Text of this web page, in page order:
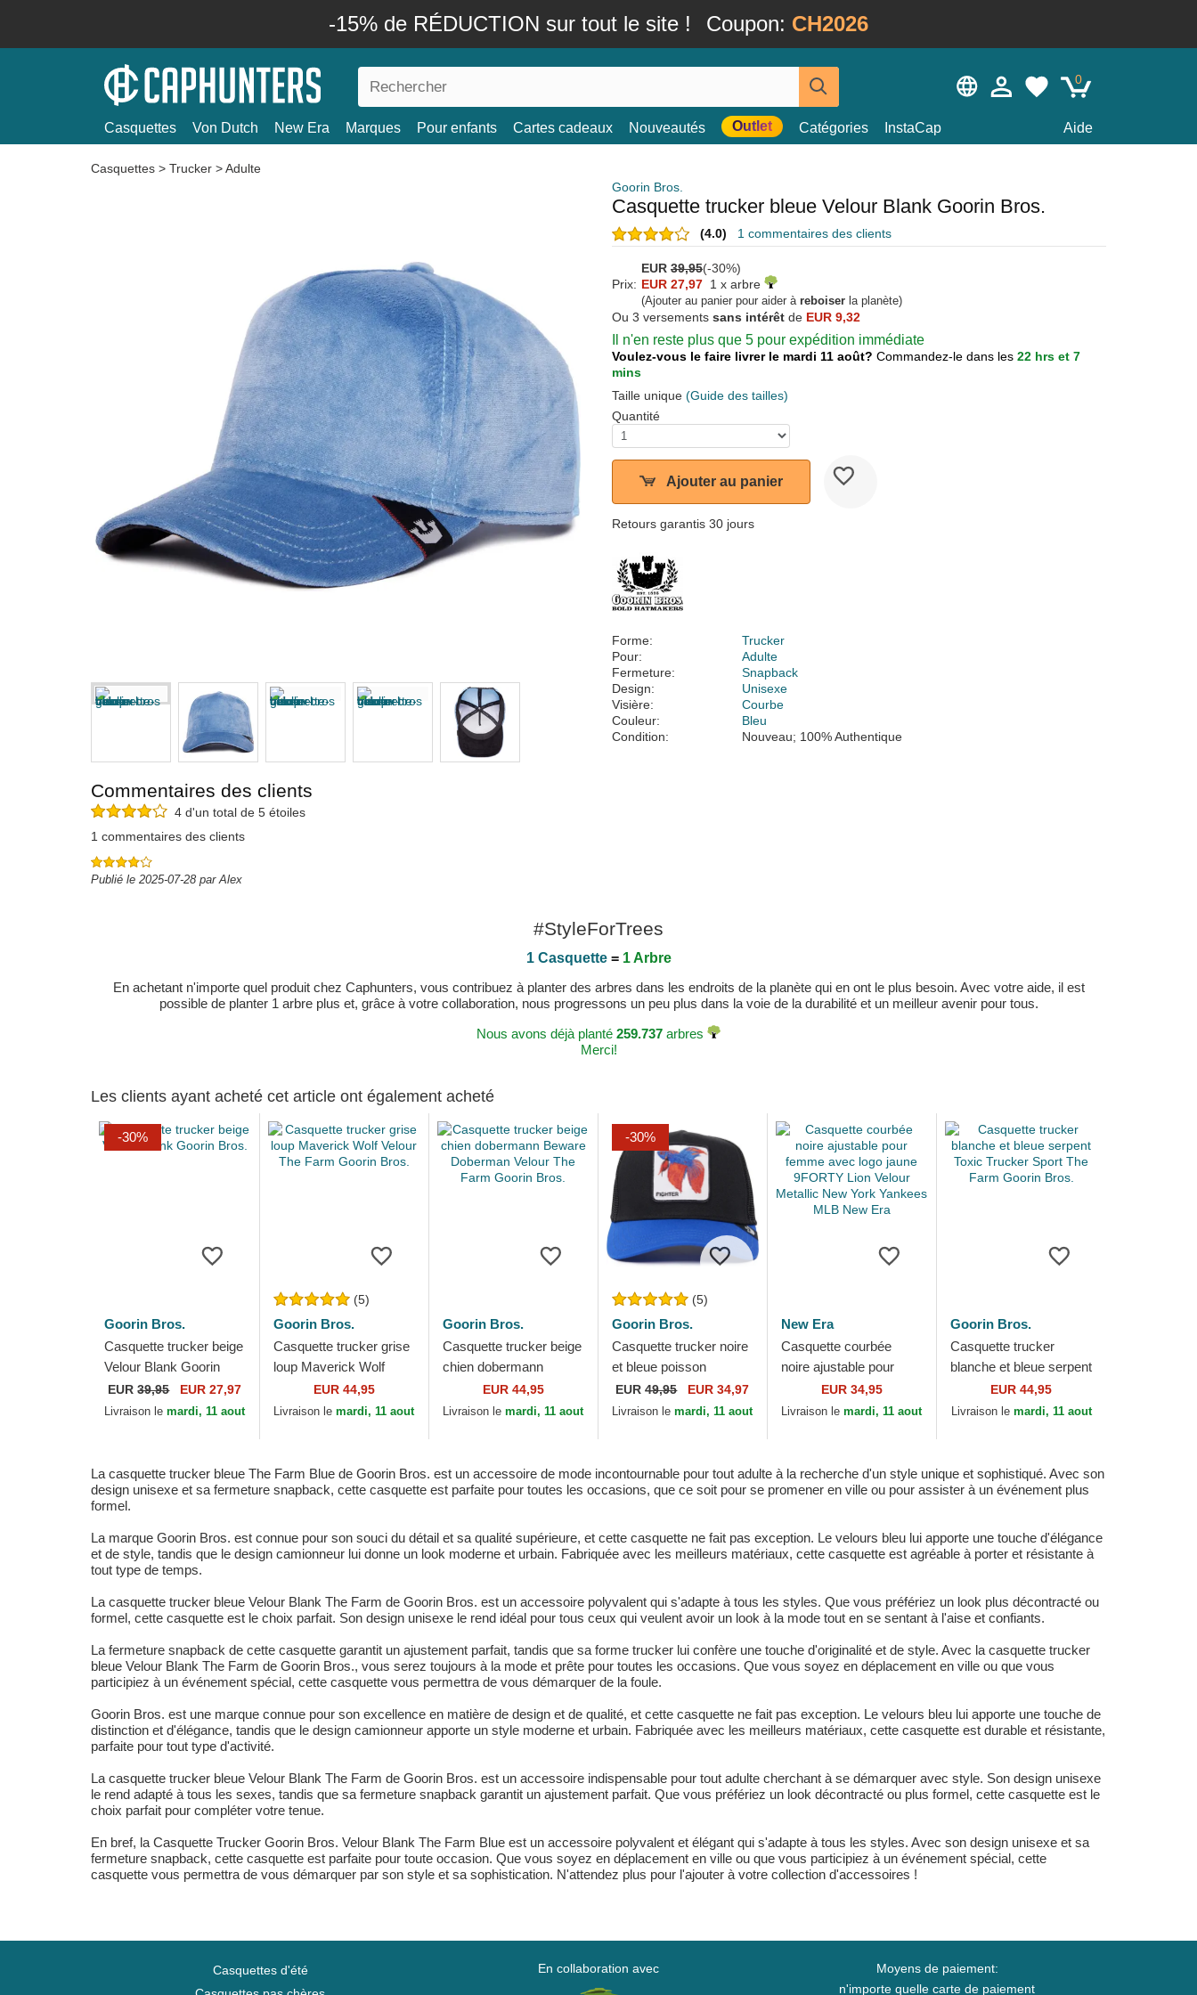
-15% de RÉDUCTION sur tout le site ! Coupon: CH2026
0
Casquettes Von Dutch New Era Marques Pour enfants Cartes cadeaux Nouveautés Outlet Catégories InstaCap Aide
Casquettes > Trucker >Adulte
Goorin Bros.
Casquette trucker bleue Velour Blank Goorin Bros.
(4.0) 1 commentaires des clients
EUR 39,95(-30%)
Prix: EUR 27,97 1 x arbre
(Ajouter au panier pour aider à reboiser la planète)
Ou 3 versements sans intérêt de EUR 9,32
Il n'en reste plus que 5 pour expédition immédiate
Voulez-vous le faire livrer le mardi 11 août? Commandez-le dans les 22 hrs et 7
mins
Taille unique (Guide des tailles)
Quantité
Ajouter au panier
Retours garantis 30 jours
Forme:
Trucker
Pour:
Adulte
Fermeture:
Snapback
Design:
Unisexe
Visière:
Courbe
Couleur:
Bleu
Condition:
Nouveau; 100% Authentique
Commentaires des clients
4 d'un total de 5 étoiles
1 commentaires des clients
Publié le 2025-07-28 par Alex
#StyleForTrees
1 Casquette= 1 Arbre
En achetant n'importe quel produit chez Caphunters, vous contribuez à planter des arbres dans les endroits de la planète qui en ont le plus besoin. Avec votre aide, il est
possible de planter 1 arbre plus et, grâce à votre collaboration, nous progressons un peu plus dans la voie de la durabilité et un meilleur avenir pour tous.
Nous avons déjà planté 259.737 arbres
Merci!
Les clients ayant acheté cet article ont également acheté
-30%
Goorin Bros.
Casquette trucker beige
Velour Blank Goorin
Bros.
EUR39,95 EUR 27,97
Livraison lemardi, 11 aout
(5)
Goorin Bros.
Casquette trucker grise
loup Maverick Wolf
Velour The Farm Goorin
Bros.
EUR 44,95
Livraison lemardi, 11 aout
Goorin Bros.
Casquette trucker beige
chien dobermann
Beware Doberman
Velour The Farm Goorin
EUR 44,95
Livraison lemardi, 11 aout
-30%
(5)
Goorin Bros.
Casquette trucker noire
et bleue poisson
combattant siamois
Fighter The Farm
EUR49,95 EUR 34,97
Livraison lemardi, 11 aout
New Era
Casquette courbée
noire ajustable pour
femme avec logo jaune
9FORTY Lion Velour
EUR 34,95
Livraison lemardi, 11 aout
Goorin Bros.
Casquette trucker
blanche et bleue serpent
Toxic Trucker Sport The
Farm Goorin Bros.
EUR 44,95
Livraison le mardi, 11 aout
La casquette trucker bleue The Farm Blue de Goorin Bros. est un accessoire de mode incontournable pour tout adulte à la recherche d'un style unique et sophistiqué. Avec son
design unisexe et sa fermeture snapback, cette casquette est parfaite pour toutes les occasions, que ce soit pour se promener en ville ou pour assister à un événement plus
formel.
La marque Goorin Bros. est connue pour son souci du détail et sa qualité supérieure, et cette casquette ne fait pas exception. Le velours bleu lui apporte une touche d'élégance
et de style, tandis que le design camionneur lui donne un look moderne et urbain. Fabriquée avec les meilleurs matériaux, cette casquette est agréable à porter et résistante à
tout type de temps.
La casquette trucker bleue Velour Blank The Farm de Goorin Bros. est un accessoire polyvalent qui s'adapte à tous les styles. Que vous préfériez un look plus décontracté ou
formel, cette casquette est le choix parfait. Son design unisexe le rend idéal pour tous ceux qui veulent avoir un look à la mode tout en se sentant à l'aise et confiants.
La fermeture snapback de cette casquette garantit un ajustement parfait, tandis que sa forme trucker lui confère une touche d'originalité et de style. Avec la casquette trucker
bleue Velour Blank The Farm de Goorin Bros., vous serez toujours à la mode et prête pour toutes les occasions. Que vous soyez en déplacement en ville ou que vous
participiez à un événement spécial, cette casquette vous permettra de vous démarquer de la foule.
Goorin Bros. est une marque connue pour son excellence en matière de design et de qualité, et cette casquette ne fait pas exception. Le velours bleu lui apporte une touche de
distinction et d'élégance, tandis que le design camionneur apporte un style moderne et urbain. Fabriquée avec les meilleurs matériaux, cette casquette est durable et résistante,
parfaite pour tout type d'activité.
La casquette trucker bleue Velour Blank The Farm de Goorin Bros. est un accessoire indispensable pour tout adulte cherchant à se démarquer avec style. Son design unisexe
le rend adapté à tous les sexes, tandis que sa fermeture snapback garantit un ajustement parfait. Que vous préfériez un look décontracté ou plus formel, cette casquette est le
choix parfait pour compléter votre tenue.
En bref, la Casquette Trucker Goorin Bros. Velour Blank The Farm Blue est un accessoire polyvalent et élégant qui s'adapte à tous les styles. Avec son design unisexe et sa
fermeture snapback, cette casquette est parfaite pour toute occasion. Que vous soyez en déplacement en ville ou que vous participiez à un événement spécial, cette
casquette vous permettra de vous démarquer par son style et sa sophistication. N'attendez plus pour l'ajouter à votre collection d'accessoires !
Casquettes d'été
En collaboration avec
Moyens de paiement:
n'importe quelle carte de paiement